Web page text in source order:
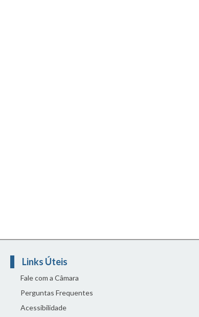
Links Úteis
Fale com a Câmara
Perguntas Frequentes
Acessibilidade